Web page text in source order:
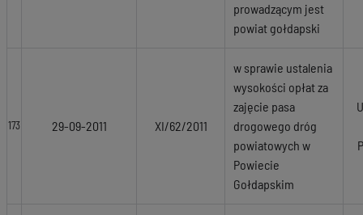
prowadzącym jest
powiat gołdapski
173 29-09-2011 XI/62/2011
w sprawie ustalenia
wysokości opłat za
zajęcie pasa
drogowego dróg
powiatowych w
Powiecie
Gołdapskim